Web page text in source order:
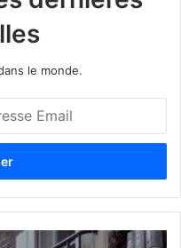
le monde.